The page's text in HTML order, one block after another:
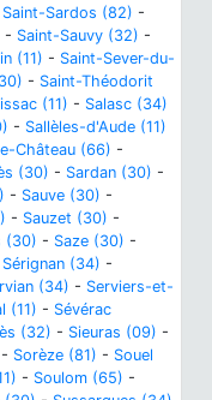
Saint-Sardos (82) -
- Saint-Sauvy (32) -
(11) - Saint-Sever-du-
- Saint-Théodorit
(11) - Salasc (34)
- Sallèles-d'Aude (11)
Château (66) -
(30) - Sardan (30) -
- Sauve (30) -
- Sauzet (30) -
(30) - Saze (30) -
Sérignan (34) -
(34) - Serviers-et-
(11) - Sévérac
(32) - Sieuras (09) -
- Sorèze (81) - Souel
- Soulom (65) -